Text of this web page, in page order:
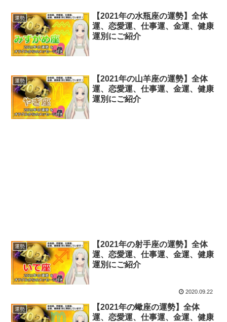
運勢
【2021年の水瓶座の運勢】全体
運、恋愛運、仕事運、金運、健康
運別にご紹介
運勢
【2021年の山羊座の運勢】全体
運、恋愛運、仕事運、金運、健康
運別にご紹介
運勢
【2021年の射手座の運勢】全体
運、恋愛運、仕事運、金運、健康
運別にご紹介
2020.09.22
運勢
【2021年の蠍座の運勢】全体
運、恋愛運、仕事運、金運、健康